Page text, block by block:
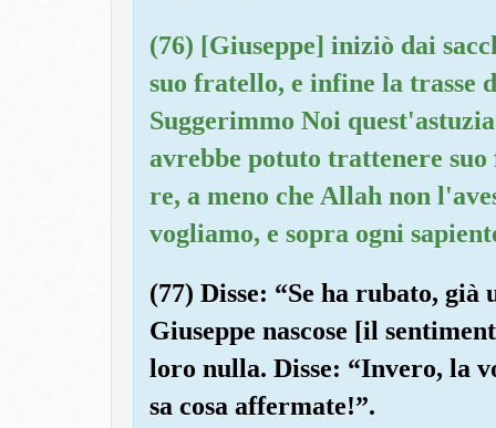
(76) [Giuseppe] iniziò dai
suo fratello, e infine la trasse
Suggerimmo Noi
avrebbe potuto trattenere
re, a meno che Allah non
vogliamo, e sopra ogni
(77) Disse: “Se ha rubato,
Giuseppe nascose [il
loro nulla. Disse: “Invero, la
sa cosa affermate!”.